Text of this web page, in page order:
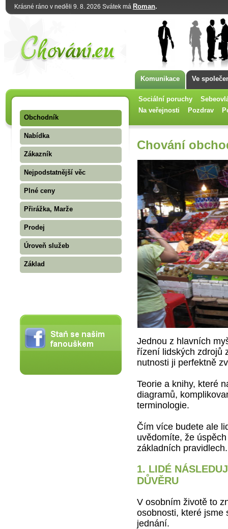
Krásné ráno v neděli 9. 8. 2026 Svátek má Roman.
Komunikace Ve
Sociální poruchy
Na veřejnosti
Pozdrav
Obchodník
Nabídka
Zákazník
Nejpodstatnější věc
Plné ceny
Přirážka, Marže
Prodej
Úroveň služeb
Základ
Chování
Jednou z hlavních
řízení lidských zdrojů
nutnosti ji perfektně
Teorie a knihy, které
diagramů,
terminologie.
Čím více budete ale
uvědomíte, že
základních
1. LIDÉ
DŮVĚRU
V osobním životě to
osobnosti, které jsme
jednání.